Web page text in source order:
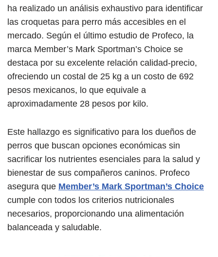
ha realizado un análisis exhaustivo para identificar
las croquetas para perro más accesibles en el
mercado. Según el último estudio de Profeco, la
marca Member’s Mark Sportman’s Choice se
destaca por su excelente relación calidad-precio,
ofreciendo un costal de 25 kg a un costo de 692
pesos mexicanos, lo que equivale a
aproximadamente 28 pesos por kilo.
Este hallazgo es significativo para los dueños de
perros que buscan opciones económicas sin
sacrificar los nutrientes esenciales para la salud y
bienestar de sus compañeros caninos. Profeco
asegura que Member’s Mark Sportman’s Choice
cumple con todos los criterios nutricionales
necesarios, proporcionando una alimentación
balanceada y saludable.